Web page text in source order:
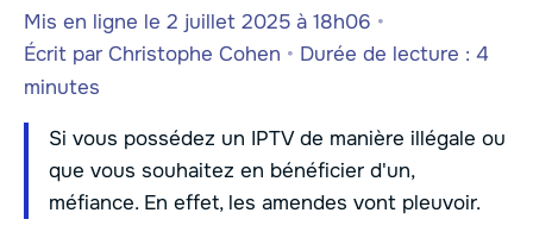
Mis en ligne le 2 juillet 2025 à 18h06 •
Écrit par Christophe Cohen • Durée de lecture : 4
minutes
Si vous possédez un IPTV de manière illégale ou
que vous souhaitez en bénéficier d'un,
méfiance. En effet, les amendes vont pleuvoir.